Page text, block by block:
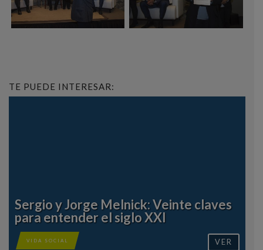
TE PUEDE INTERESAR:
Sergio y Jorge Melnick: Veinte claves
para entender el siglo XXI
VIDA SOCIAL VER